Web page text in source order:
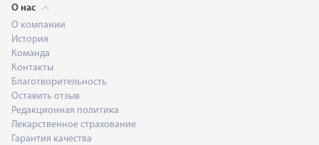
О нас
О компании
История
Команда
Контакты
Благотворительность
Оставить отзыв
Редакционная политика
Лекарственное страхование
Гарантия качества